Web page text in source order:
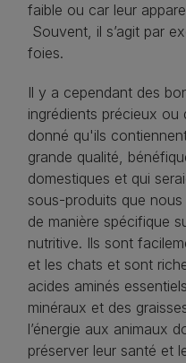
faible ou car leur
Souvent, il s’agit par
foies.
Il y a cependant des
ingrédients précieux ou
donné qu'ils
grande qualité,
domestiques et qui
sous-produits que
de manière spécifique
nutritive. Ils sont
et les chats et sont
acides aminés
minéraux et des
l’énergie aux animaux
préserver leur santé et